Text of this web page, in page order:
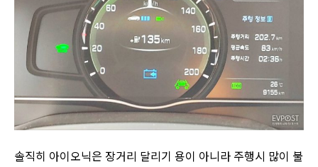
​솔직히 아이오닉은 장거리 달리기 용이 아니라 주행시 많이 불